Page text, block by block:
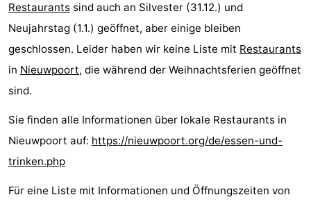
Restaurants sind auch an Silvester (31.12.) und
Neujahrstag (1.1.) geöffnet, aber einige bleiben
geschlossen. Leider haben wir keine Liste mit Restaurants
in Nieuwpoort, die während der Weihnachtsferien geöffnet
sind.
Sie finden alle Informationen über lokale Restaurants in
Nieuwpoort auf: https://nieuwpoort.org/de/essen-und-
trinken.php
Für eine Liste mit Informationen und Öffnungszeiten von